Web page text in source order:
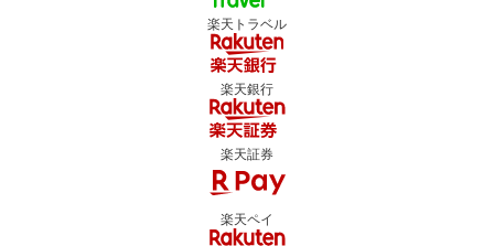
楽天トラベル
楽天銀行
楽天証券
楽天ペイ